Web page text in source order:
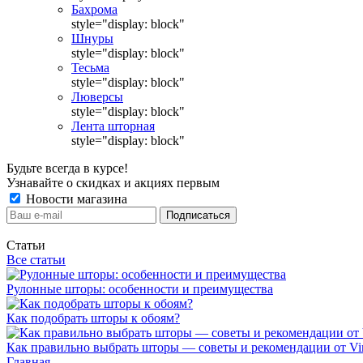
Бахрома
style="display: block"
Шнуры
style="display: block"
Тесьма
style="display: block"
Люверсы
style="display: block"
Лента шторная
style="display: block"
Будьте всегда в курсе!
Узнавайте о скидках и акциях первым
Новости магазина
Статьи
Все статьи
Рулонные шторы: особенности и преимущества
Как подобрать шторы к обоям?
Как правильно выбрать шторы — советы и рекомендации от